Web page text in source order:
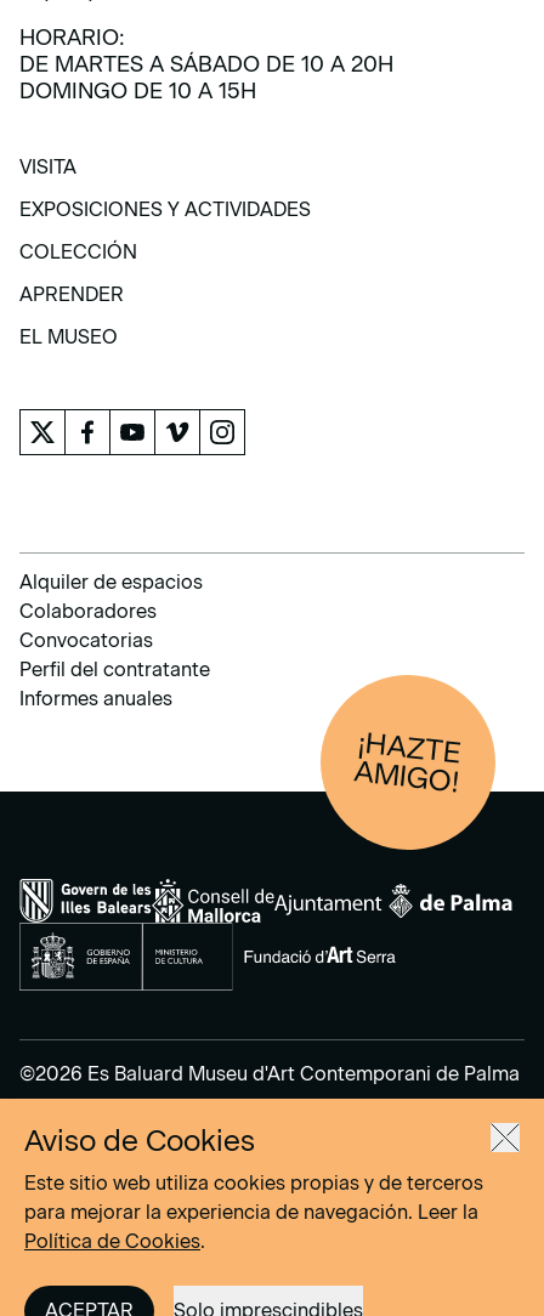
HORARIO:
DE MARTES A SÁBADO DE 10 A 20H
DOMINGO DE 10 A 15H
VISITA
VISITA
EXPOSICIONES Y ACTIVIDADES
EXPOSICIONES Y ACTIVIDADES
COLECCIÓN
COLECCIÓN
APRENDER
APRENDER
EL MUSEO
Alquiler de espacios
Colaboradores
Convocatorias
Perfil del contratante
Informes anuales
¡HAZTE
AM
IGO!
©2026 Es Baluard Museu d'Art Contemporani de Palma
Aviso Legal
Política de Privacidad
Política de cookies
Site byDOMO–A
Aviso de Cookies
Este sitio web utiliza cookies propias y de terceros
para mejorar la experiencia de navegación. Leer la
Política de Cookies.
ACEPTAR Solo imprescindibles